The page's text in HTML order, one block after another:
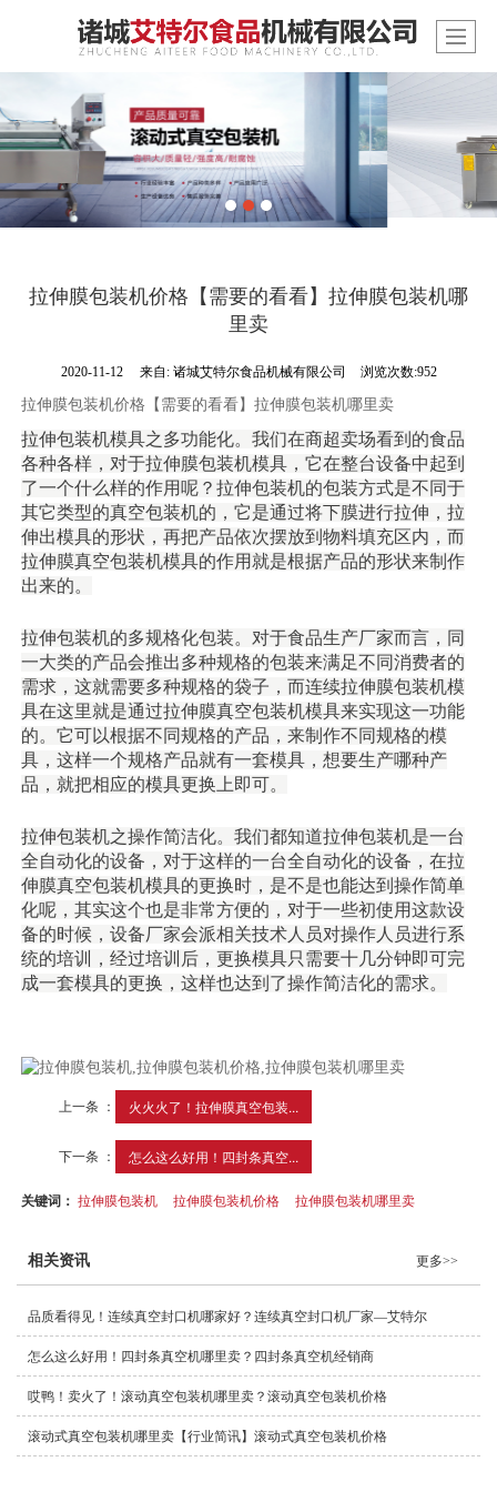
拉伸膜包装机价格【需要的看看】拉伸膜包装机哪
里卖
2020-11-12 来自: 诸城艾特尔食品机械有限公司 浏览次数:952
拉伸膜包装机价格【需要的看看】拉伸膜包装机哪里卖
拉伸包装机模具之多功能化。我们在商超卖场看到的食品
各种各样，对于拉伸膜包装机模具，它在整台设备中起到
了一个什么样的作用呢？拉伸包装机的包装方式是不同于
其它类型的真空包装机的，它是通过将下膜进行拉伸，拉
伸出模具的形状，再把产品依次摆放到物料填充区内，而
拉伸膜真空包装机模具的作用就是根据产品的形状来制作
出来的。
拉伸包装机的多规格化包装。对于食品生产厂家而言，同
一大类的产品会推出多种规格的包装来满足不同消费者的
需求，这就需要多种规格的袋子，而连续拉伸膜包装机模
具在这里就是通过拉伸膜真空包装机模具来实现这一功能
的。它可以根据不同规格的产品，来制作不同规格的模
具，这样一个规格产品就有一套模具，想要生产哪种产
品，就把相应的模具更换上即可。
拉伸包装机之操作简洁化。我们都知道拉伸包装机是一台
全自动化的设备，对于这样的一台全自动化的设备，在拉
伸膜真空包装机模具的更换时，是不是也能达到操作简单
化呢，其实这个也是非常方便的，对于一些初使用这款设
备的时候，设备厂家会派相关技术人员对操作人员进行系
统的培训，经过培训后，更换模具只需要十几分钟即可完
成一套模具的更换，这样也达到了操作简洁化的需求。
上一条 ： 火火火了！拉伸膜真空包装...
下一条 ： 怎么这么好用！四封条真空...
关键词：拉伸膜包装机 拉伸膜包装机价格 拉伸膜包装机哪里卖
相关资讯 更多>>
品质看得见！连续真空封口机哪家好？连续真空封口机厂家—艾特尔
怎么这么好用！四封条真空机哪里卖？四封条真空机经销商
哎鸭！卖火了！滚动真空包装机哪里卖？滚动真空包装机价格
滚动式真空包装机哪里卖【行业简讯】滚动式真空包装机价格